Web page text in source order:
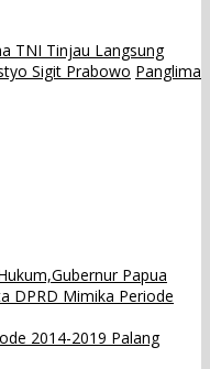
TNI Tinjau Langsung
Sigit Prabowo Panglima
Papua
DPRD Mimika Periode
2014-2019 Palang